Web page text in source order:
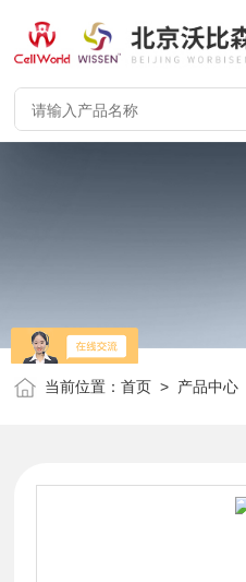
当前位置：首页 > 产品中心